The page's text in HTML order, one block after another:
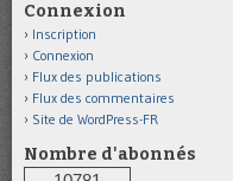
Connexion
Inscription
Connexion
Flux des publications
Flux des commentaires
Site de WordPress-FR
Nombre d'abonnés